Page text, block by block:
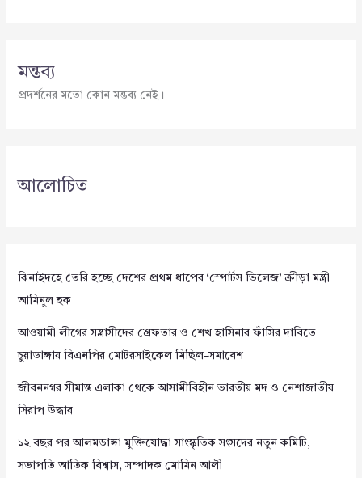
মন্তব্য
প্রদর্শনের মতো কোন মন্তব্য নেই।
আলোচিত
ঝিনাইদহে তৈরি হচ্ছে দেশের প্রথম ধাপের ‘স্পোর্টস ভিলেজ’ ক্রীড়া মন্ত্রী
আমিনুল হক
আওয়ামী লীগের সন্ত্রাসীদের গ্রেফতার ও শেখ হাসিনার ফাঁসির দাবিতে
চুয়াডাঙ্গায় বিএনপির মোটরসাইকেল মিছিল-সমাবেশ
জীবননগর সীমান্ত এলাকা থেকে আসামীবিহীন ভারতীয় মদ ও নেশাজাতীয়
সিরাপ উদ্ধার
১২ বছর পর আলমডাঙ্গা মুক্তিযোদ্ধা সাংস্কৃতিক সংসদের নতুন কমিটি,
সভাপতি আতিক বিশ্বাস, সম্পাদক মোমিন আলী